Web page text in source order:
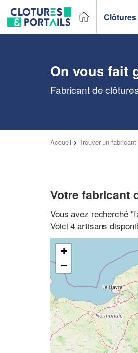
Clôtures
On vous fait
Fabricant de
Accueil > Trouver un
Votre fabricant
Vous avez recherché "
Voici 4 artisans
+
−